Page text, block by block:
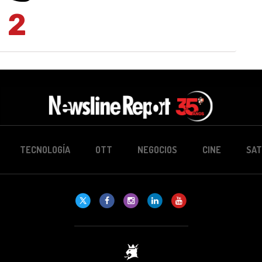
2
TECNOLOGÍA OTT NEGOCIOS CINE